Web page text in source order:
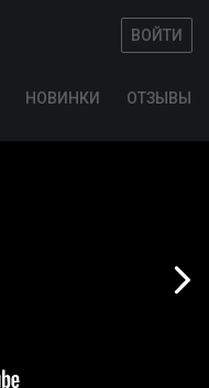
ВОЙТИ
ВОЙТИ
НОВИНКИ ОТЗЫВЫ